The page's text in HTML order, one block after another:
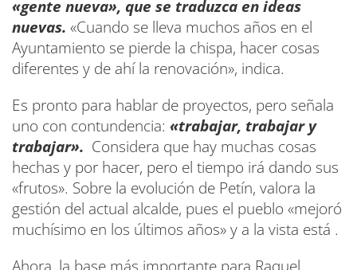
«gente nueva», que se traduzca en ideas
nuevas. «Cuando se lleva muchos años en el
Ayuntamiento se pierde la chispa, hacer cosas
diferentes y de ahí la renovación», indica.
Es pronto para hablar de proyectos, pero señala
uno con contundencia: «trabajar, trabajar y
trabajar». Considera que hay muchas cosas
hechas y por hacer, pero el tiempo irá dando sus
«frutos». Sobre la evolución de Petín, valora la
gestión del actual alcalde, pues el pueblo «mejoró
muchísimo en los últimos años» y a la vista está .